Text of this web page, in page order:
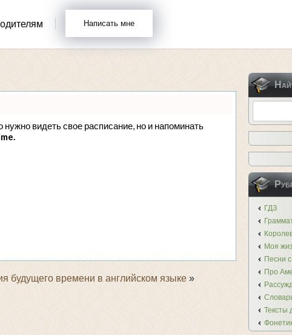
Написать мне
нужно видеть свое расписание, но и напоминать
будущего времени в английском языке »
ГДЗ
Моя
Песни
Про
Тексты